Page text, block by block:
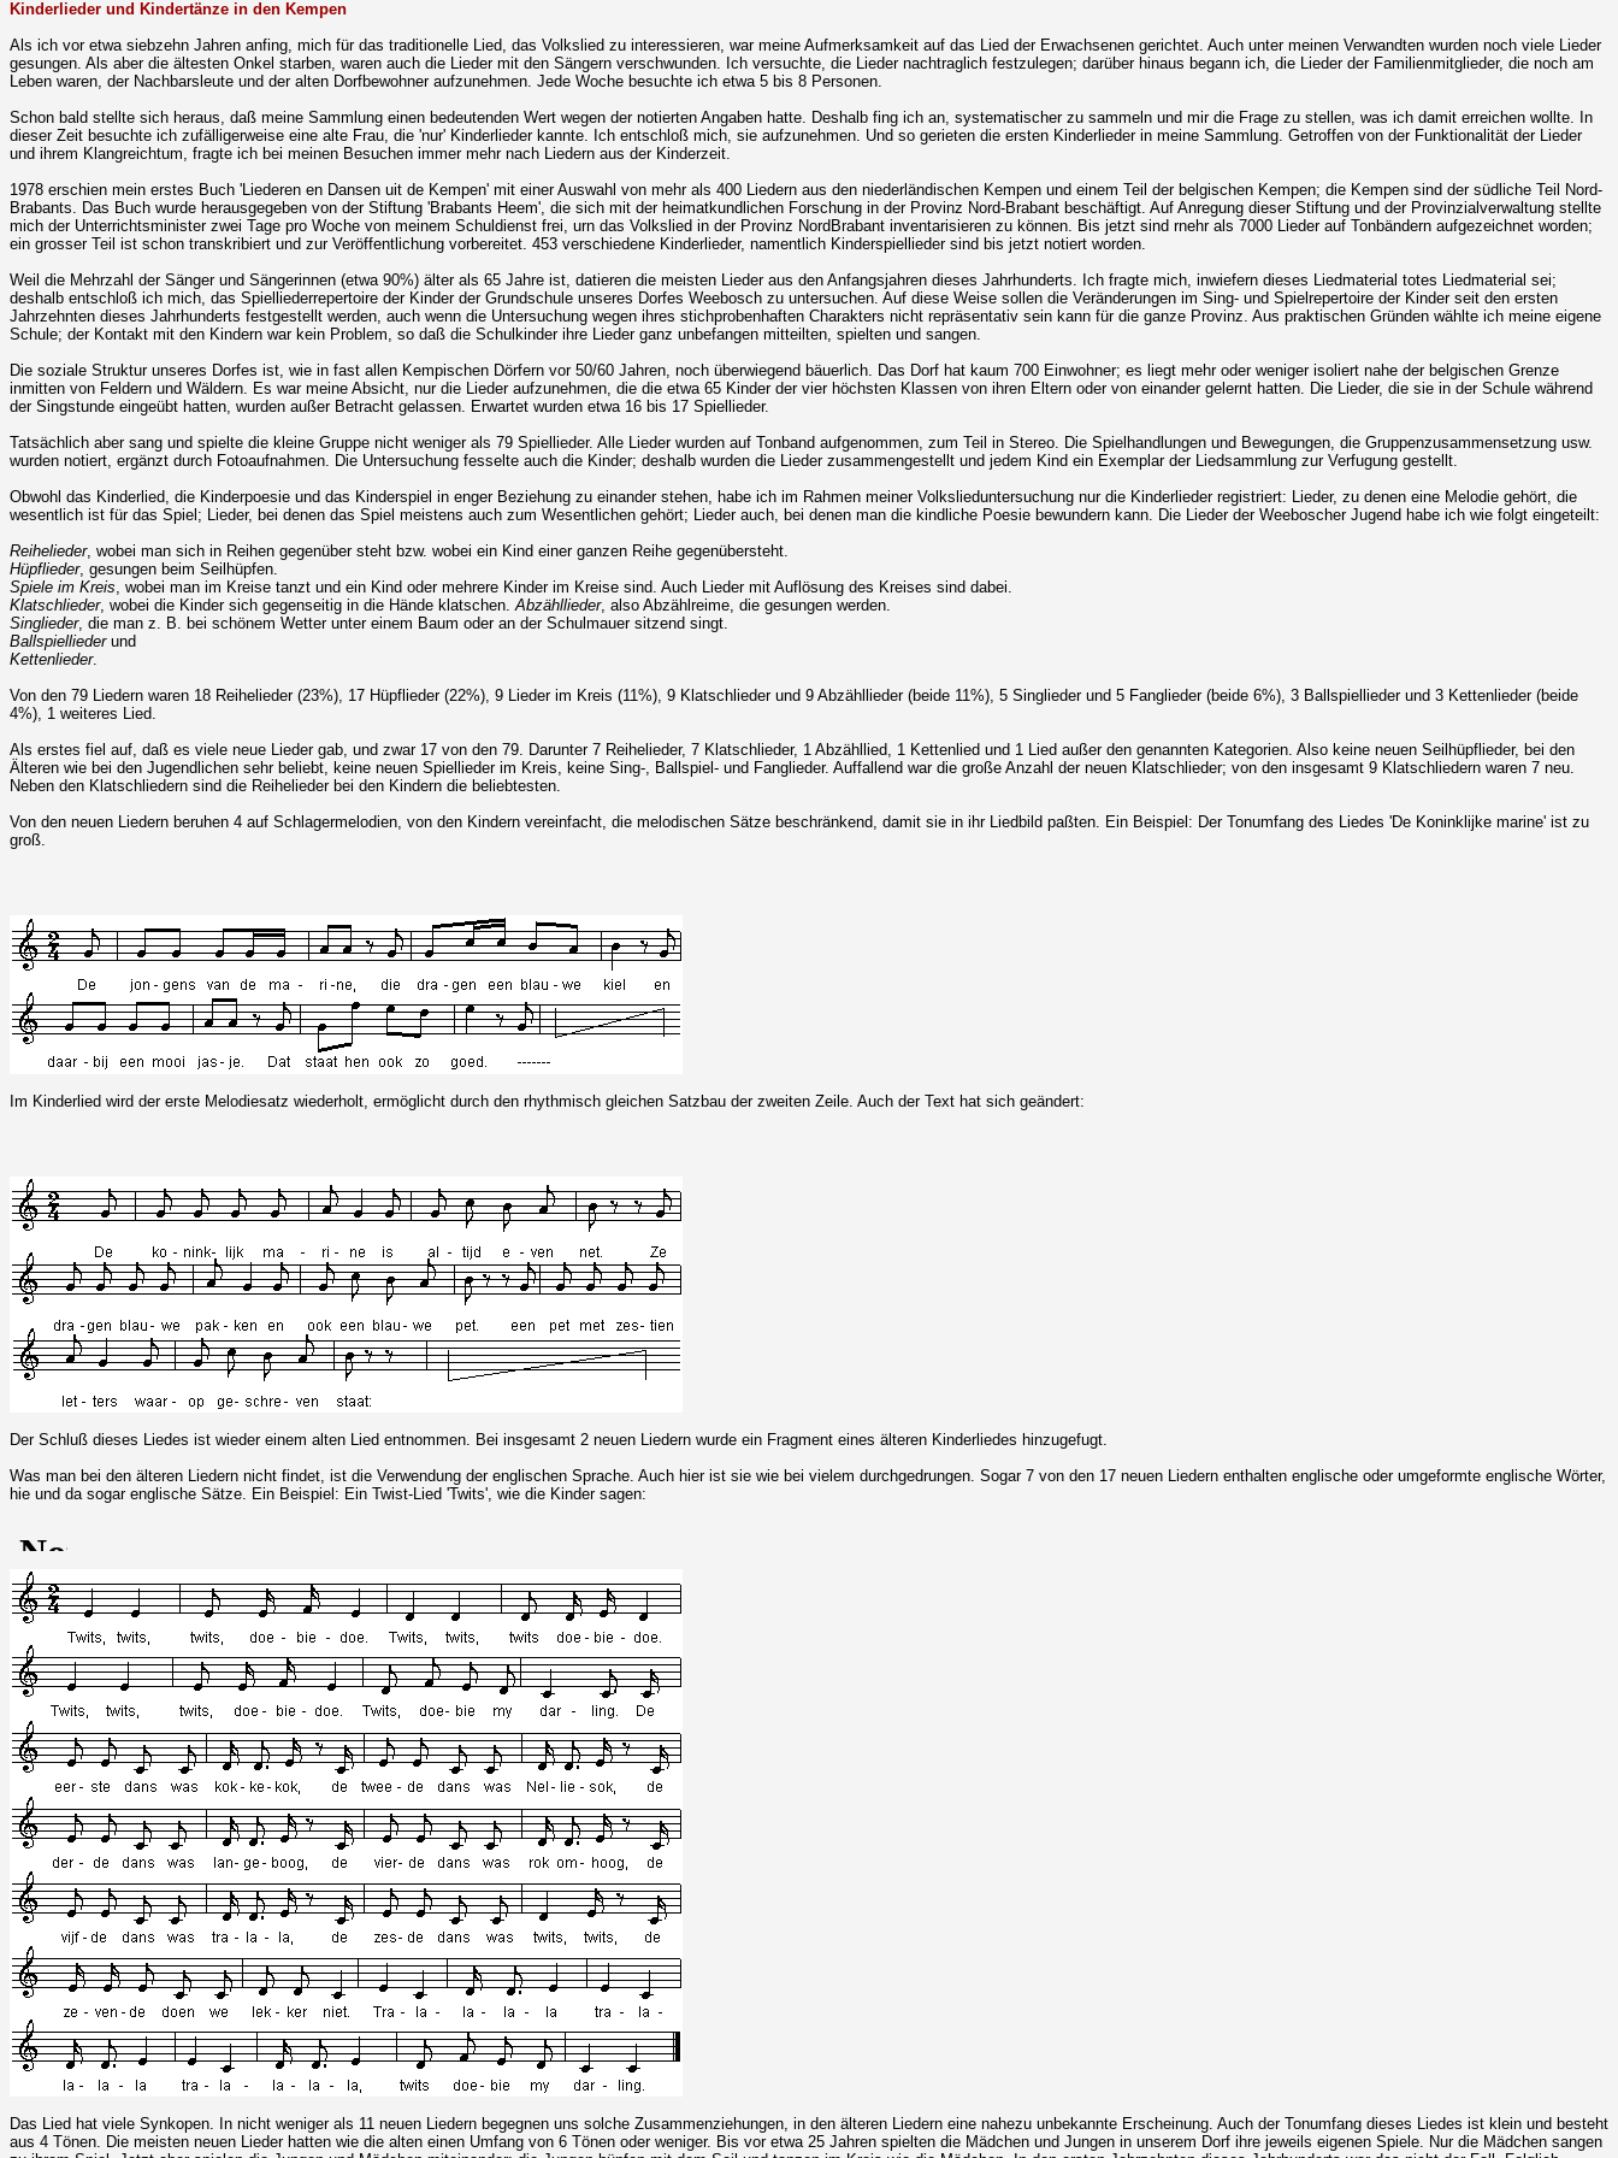
Kinderlieder und Kindertänze in den Kempen
Als ich vor etwa siebzehn Jahren anfing, mich für das traditionelle Lied, das Volkslied zu interessieren, war meine Aufmerksamkeit auf das Lied der Erwachsenen gerichtet. Auch unter meinen Verwandten wurden noch viele Lieder
gesungen. Als aber die ältesten Onkel starben, waren auch die Lieder mit den Sängern verschwunden. Ich versuchte, die Lieder nachtraglich festzulegen; darüber hinaus begann ich, die Lieder der Familienmitglieder, die noch am
Leben waren, der Nachbarsleute und der alten Dorfbewohner aufzunehmen. Jede Woche besuchte ich etwa 5 bis 8 Personen.
Schon bald stellte sich heraus, daß meine Sammlung einen bedeutenden Wert wegen der notierten Angaben hatte. Deshalb fing ich an, systematischer zu sammeln und mir die Frage zu stellen, was ich damit erreichen wollte. In
dieser Zeit besuchte ich zufälligerweise eine alte Frau, die 'nur' Kinderlieder kannte. Ich entschloß mich, sie aufzunehmen. Und so gerieten die ersten Kinderlieder in meine Sammlung. Getroffen von der Funktionalität der Lieder
und ihrem Klangreichtum, fragte ich bei meinen Besuchen immer mehr nach Liedern aus der Kinderzeit.
1978 erschien mein erstes Buch 'Liederen en Dansen uit de Kempen' mit einer Auswahl von mehr als 400 Liedern aus den niederländischen Kempen und einem Teil der belgischen Kempen; die Kempen sind der südliche Teil Nord-
Brabants. Das Buch wurde herausgegeben von der Stiftung 'Brabants Heem', die sich mit der heimatkundlichen Forschung in der Provinz Nord-Brabant beschäftigt. Auf Anregung dieser Stiftung und der Provinzialverwaltung stellte
mich der Unterrichtsminister zwei Tage pro Woche von meinem Schuldienst frei, urn das Volkslied in der Provinz NordBrabant inventarisieren zu können. Bis jetzt sind rnehr als 7000 Lieder auf Tonbändern aufgezeichnet worden;
ein grosser Teil ist schon transkribiert und zur Veröffentlichung vorbereitet. 453 verschiedene Kinderlieder, namentlich Kinderspiellieder sind bis jetzt notiert worden.
Weil die Mehrzahl der Sänger und Sängerinnen (etwa 90%) älter als 65 Jahre ist, datieren die meisten Lieder aus den Anfangsjahren dieses Jahrhunderts. Ich fragte mich, inwiefern dieses Liedmaterial totes Liedmaterial sei;
deshalb entschloß ich mich, das Spielliederrepertoire der Kinder der Grundschule unseres Dorfes Weebosch zu untersuchen. Auf diese Weise sollen die Veränderungen im Sing- und Spielrepertoire der Kinder seit den ersten
Jahrzehnten dieses Jahrhunderts festgestellt werden, auch wenn die Untersuchung wegen ihres stichprobenhaften Charakters nicht repräsentativ sein kann für die ganze Provinz. Aus praktischen Gründen wählte ich meine eigene
Schule; der Kontakt mit den Kindern war kein Problem, so daß die Schulkinder ihre Lieder ganz unbefangen mitteilten, spielten und sangen.
Die soziale Struktur unseres Dorfes ist, wie in fast allen Kempischen Dörfern vor 50/60 Jahren, noch überwiegend bäuerlich. Das Dorf hat kaum 700 Einwohner; es liegt mehr oder weniger isoliert nahe der belgischen Grenze
inmitten von Feldern und Wäldern. Es war meine Absicht, nur die Lieder aufzunehmen, die die etwa 65 Kinder der vier höchsten Klassen von ihren Eltern oder von einander gelernt hatten. Die Lieder, die sie in der Schule während
der Singstunde eingeübt hatten, wurden außer Betracht gelassen. Erwartet wurden etwa 16 bis 17 Spiellieder.
Tatsächlich aber sang und spielte die kleine Gruppe nicht weniger als 79 Spiellieder. Alle Lieder wurden auf Tonband aufgenommen, zum Teil in Stereo. Die Spielhandlungen und Bewegungen, die Gruppenzusammensetzung usw.
wurden notiert, ergänzt durch Fotoaufnahmen. Die Untersuchung fesselte auch die Kinder; deshalb wurden die Lieder zusammengestellt und jedem Kind ein Exemplar der Liedsammlung zur Verfugung gestellt.
Obwohl das Kinderlied, die Kinderpoesie und das Kinderspiel in enger Beziehung zu einander stehen, habe ich im Rahmen meiner Volkslieduntersuchung nur die Kinderlieder registriert: Lieder, zu denen eine Melodie gehört, die
wesentlich ist für das Spiel; Lieder, bei denen das Spiel meistens auch zum Wesentlichen gehört; Lieder auch, bei denen man die kindliche Poesie bewundern kann. Die Lieder der Weeboscher Jugend habe ich wie folgt eingeteilt:
Reihelieder, wobei man sich in Reihen gegenüber steht bzw. wobei ein Kind einer ganzen Reihe gegenübersteht.
Hüpflieder, gesungen beim Seilhüpfen.
Spiele im Kreis, wobei man im Kreise tanzt und ein Kind oder mehrere Kinder im Kreise sind. Auch Lieder mit Auflösung des Kreises sind dabei.
Klatschlieder, wobei die Kinder sich gegenseitig in die Hände klatschen.Abzähllieder, also Abzählreime, die gesungen werden.
Singlieder, die man z. B. bei schönem Wetter unter einem Baum oder an der Schulmauer sitzend singt.
Ballspielliederund
Kettenlieder.
Von den 79 Liedern waren 18 Reihelieder (23%), 17 Hüpflieder (22%), 9 Lieder im Kreis (11%), 9 Klatschlieder und 9 Abzähllieder (beide 11%), 5 Singlieder und 5 Fanglieder (beide 6%), 3 Ballspiellieder und 3 Kettenlieder (beide
4%), 1 weiteres Lied.
Als erstes fiel auf, daß es viele neue Lieder gab, und zwar 17 von den 79. Darunter 7 Reihelieder, 7 Klatschlieder, 1 Abzähllied, 1 Kettenlied und 1 Lied außer den genannten Kategorien. Also keine neuen Seilhüpflieder, bei den
Älteren wie bei den Jugendlichen sehr beliebt, keine neuen Spiellieder im Kreis, keine Sing-, Ballspiel- und Fanglieder. Auffallend war die große Anzahl der neuen Klatschlieder; von den insgesamt 9 Klatschliedern waren 7 neu.
Neben den Klatschliedern sind die Reihelieder bei den Kindern die beliebtesten.
Von den neuen Liedern beruhen 4 auf Schlagermelodien, von den Kindern vereinfacht, die melodischen Sätze beschränkend, damit sie in ihr Liedbild paßten. Ein Beispiel: Der Tonumfang des Liedes 'De Koninklijke marine' ist zu
groß.
Im Kinderlied wird der erste Melodiesatz wiederholt, ermöglicht durch den rhythmisch gleichen Satzbau der zweiten Zeile. Auch der Text hat sich geändert:
Der Schluß dieses Liedes ist wieder einem alten Lied entnommen. Bei insgesamt 2 neuen Liedern wurde ein Fragment eines älteren Kinderliedes hinzugefugt.
Was man bei den älteren Liedern nicht findet, ist die Verwendung der englischen Sprache. Auch hier ist sie wie bei vielem durchgedrungen. Sogar 7 von den 17 neuen Liedern enthalten englische oder umgeformte englische Wörter,
hie und da sogar englische Sätze. Ein Beispiel: Ein Twist-Lied 'Twits', wie die Kinder sagen:
Das Lied hat viele Synkopen. In nicht weniger als 11 neuen Liedern begegnen uns solche Zusammenziehungen, in den älteren Liedern eine nahezu unbekannte Erscheinung. Auch der Tonumfang dieses Liedes ist klein und besteht
aus 4 Tönen. Die meisten neuen Lieder hatten wie die alten einen Umfang von 6 Tönen oder weniger. Bis vor etwa 25 Jahren spielten die Mädchen und Jungen in unserem Dorf ihre jeweils eigenen Spiele. Nur die Mädchen sangen